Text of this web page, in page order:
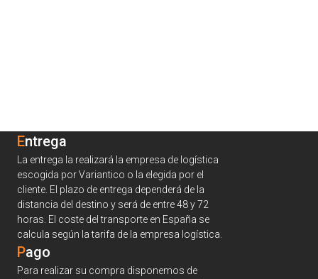
Entrega
La entrega la realizará la empresa de logística
escogida por Variantico o la elegida por el
cliente. El plazo de entrega dependerá de la
distancia del destino y será de entre 48 y 72
horas. El coste del transporte en España se
calcula según la tarifa de la empresa logística.
Pago
Para realizar su compra disponemos de